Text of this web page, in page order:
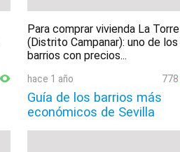
Para comprar vivienda La Torre
(Distrito Campanar): uno de los
barrios con precios...
hace 1 año 778
Guía de los barrios más
económicos de Sevilla